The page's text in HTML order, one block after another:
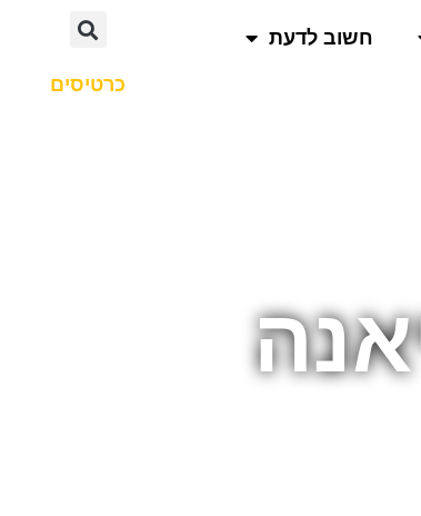
חשוב לדעת
כרטיסים